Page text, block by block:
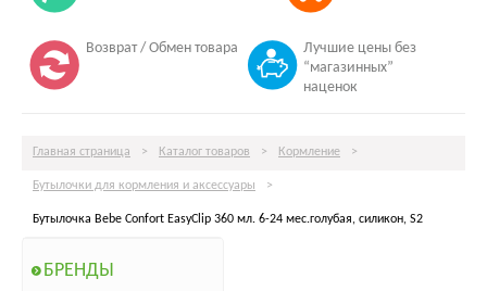
Возврат / Обмен товара
Лучшие цены без
“магазинных”
наценок
Главная страница > Каталог товаров > Кормление >
Бутылочки для кормления и аксессуары >
Бутылочка Bebe Confort EasyClip 360 мл. 6-24 мес.голубая, силикон, S2
БРЕНДЫ